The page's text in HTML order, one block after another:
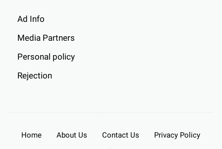
Ad Info
Media Partners
Personal policy
Rejection
Home About Us Contact Us
Privacy Policy